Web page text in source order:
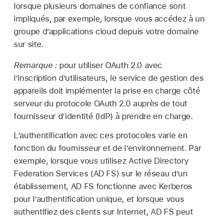
lorsque plusieurs domaines de confiance sont
impliqués, par exemple, lorsque vous accédez à un
groupe d’applications cloud depuis votre domaine
sur site.
Remarque : pour utiliser OAuth 2.0 avec
l’inscription d’utilisateurs, le service de gestion des
appareils doit implémenter la prise en charge côté
serveur du protocole OAuth 2.0 auprès de tout
fournisseur d’identité (IdP) à prendre en charge.
L’authentification avec ces protocoles varie en
fonction du fournisseur et de l’environnement. Par
exemple, lorsque vous utilisez Active Directory
Federation Services (AD FS) sur le réseau d’un
établissement, AD FS fonctionne avec Kerberos
pour l’authentification unique, et lorsque vous
authentifiez des clients sur Internet, AD FS peut